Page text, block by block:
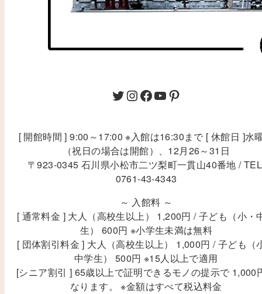
[ 開館時間 ] 9:00～17:00 ※入館は16:30まで [ 休館日 ]水
（祝日の場合は開館）、12月26～31日
〒923-0345 石川県小松市二ツ梨町一貫山40番地 /
0761-43-4343
～ 入館料 ～
[ 通常料金 ] 大人（高校生以上） 1,200円 / 子ども（小・
生） 600円 ※小学生未満は無料
[ 団体割引料金 ] 大人（高校生以上） 1,000円 / 子ども（
中学生） 500円 ※15人以上で適用
[シニア割引 ] 65歳以上で証明できるモノの提示で 1,000
なります。 ※金額はすべて税込料金